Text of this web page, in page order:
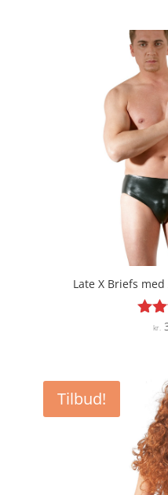
Late X Briefs
kr.
Tilbud!